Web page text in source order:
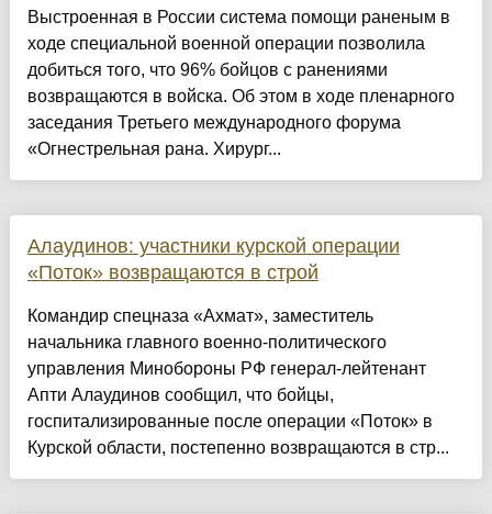
Выстроенная в России система помощи раненым в
ходе специальной военной операции позволила
добиться того, что 96% бойцов с ранениями
возвращаются в войска. Об этом в ходе пленарного
заседания Третьего международного форума
«Огнестрельная рана. Хирург...
Алаудинов: участники курской операции
«Поток» возвращаются в строй
Командир спецназа «Ахмат», заместитель
начальника главного военно-политического
управления Минобороны РФ генерал-лейтенант
Апти Алаудинов сообщил, что бойцы,
госпитализированные после операции «Поток» в
Курской области, постепенно возвращаются в стр...